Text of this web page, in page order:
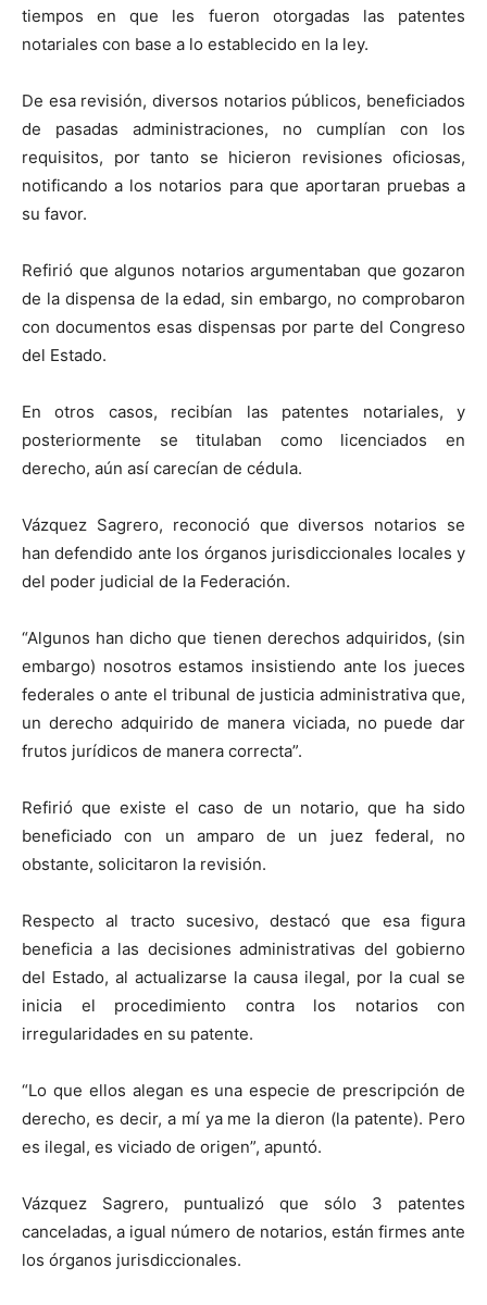
tiempos en que les fueron otorgadas las patentes
notariales con base a lo establecido en la ley.
De esa revisión, diversos notarios públicos, beneficiados
de pasadas administraciones, no cumplían con los
requisitos, por tanto se hicieron revisiones oficiosas,
notificando a los notarios para que aportaran pruebas a
su favor.
Refirió que algunos notarios argumentaban que gozaron
de la dispensa de la edad, sin embargo, no comprobaron
con documentos esas dispensas por parte del Congreso
del Estado.
En otros casos, recibían las patentes notariales, y
posteriormente se titulaban como licenciados en
derecho, aún así carecían de cédula.
Vázquez Sagrero, reconoció que diversos notarios se
han defendido ante los órganos jurisdiccionales locales y
del poder judicial de la Federación.
“Algunos han dicho que tienen derechos adquiridos, (sin
embargo) nosotros estamos insistiendo ante los jueces
federales o ante el tribunal de justicia administrativa que,
un derecho adquirido de manera viciada, no puede dar
frutos jurídicos de manera correcta”.
Refirió que existe el caso de un notario, que ha sido
beneficiado con un amparo de un juez federal, no
obstante, solicitaron la revisión.
Respecto al tracto sucesivo, destacó que esa figura
beneficia a las decisiones administrativas del gobierno
del Estado, al actualizarse la causa ilegal, por la cual se
inicia el procedimiento contra los notarios con
irregularidades en su patente.
“Lo que ellos alegan es una especie de prescripción de
derecho, es decir, a mí ya me la dieron (la patente). Pero
es ilegal, es viciado de origen”, apuntó.
Vázquez Sagrero, puntualizó que sólo 3 patentes
canceladas, a igual número de notarios, están firmes ante
los órganos jurisdiccionales.